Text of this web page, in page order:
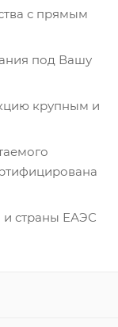
с прямым
под Вашу
крупным и
и страны ЕАЭС